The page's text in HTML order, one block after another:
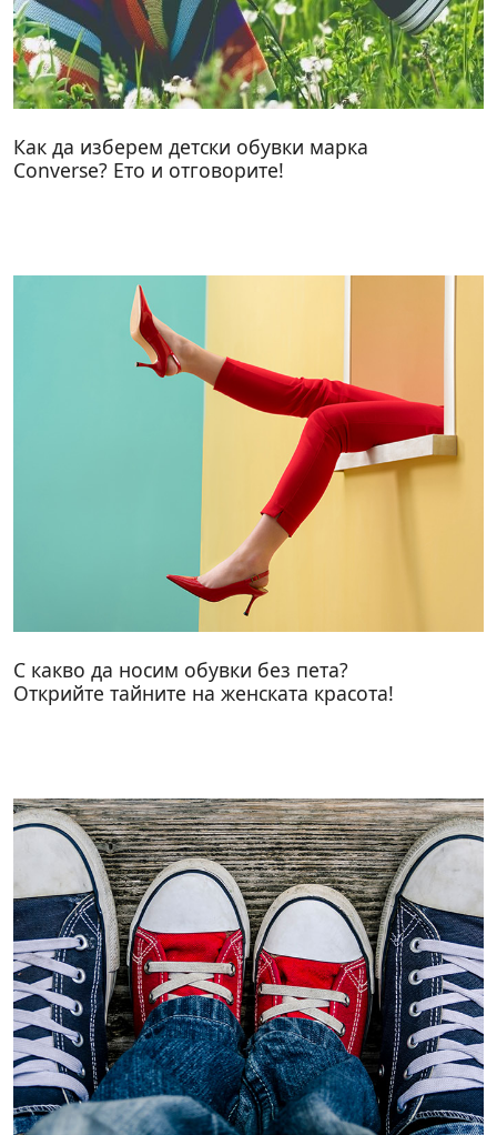
Как да изберем детски обувки марка
Converse? Ето и отговорите!
С какво да носим обувки без пета?
Открийте тайните на женската красота!